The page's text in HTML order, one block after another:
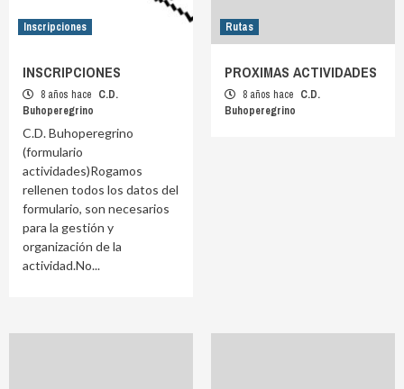
Inscripciones
INSCRIPCIONES
8 años hace C.D.
Buhoperegrino
C.D. Buhoperegrino
(formulario
actividades)Rogamos
rellenen todos los datos del
formulario, son necesarios
para la gestión y
organización de la
actividad.No...
Rutas
PROXIMAS ACTIVIDADES
8 años hace C.D.
Buhoperegrino